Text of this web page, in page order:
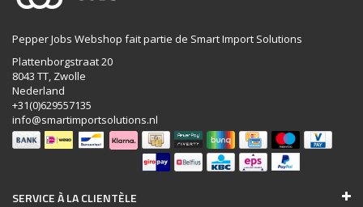
Pepper Jobs Webshop fait partie de Smart Import Solutions
Plattenborgstraat 20
8043 TT, Zwolle
Nederland
+31(0)629557135
info@smartimportsolutions.nl
SERVICE À LA CLIENTÈLE